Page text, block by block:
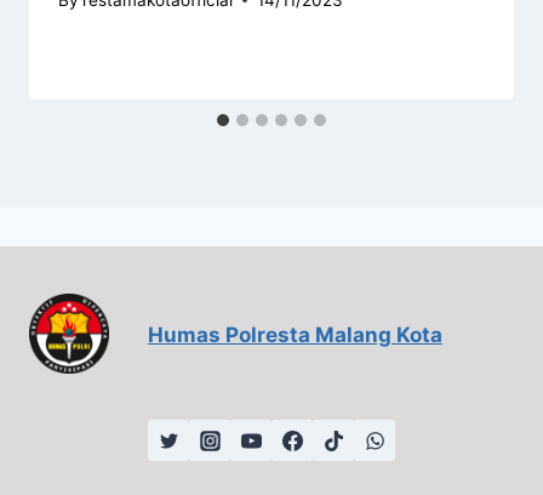
Humas Polresta Malang Kota